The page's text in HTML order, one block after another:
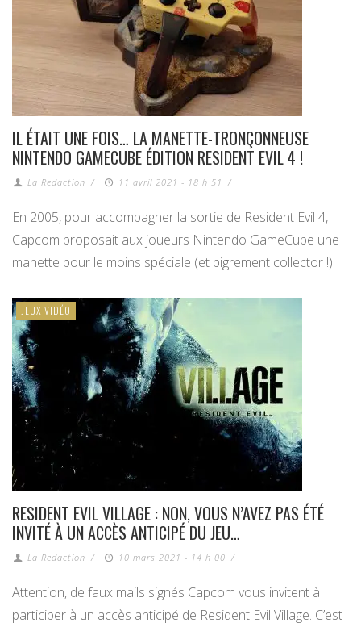
IL ÉTAIT UNE FOIS… LA MANETTE-TRONÇONNEUSE
NINTENDO GAMECUBE ÉDITION RESIDENT EVIL 4 !
La Redaction / 11 avril 2021 - 18 h 51 /
En 2005, pour accompagner la sortie de Resident Evil 4,
Capcom proposait aux joueurs Nintendo GameCube une
manette pour le moins spéciale (et bigrement collector !).
JEUX VIDÉO
RESIDENT EVIL VILLAGE : NON, VOUS N’AVEZ PAS ÉTÉ
INVITÉ À UN ACCÈS ANTICIPÉ DU JEU…
La Redaction / 10 mars 2021 - 14 h 00 /
Attention, de faux mails signés Capcom vous invitent à
participer à un accès anticipé de Resident Evil Village. C’est